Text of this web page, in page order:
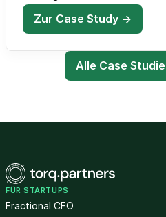
Zur Case Study →
Alle Case
FÜR STARTUPS
Fractional CFO